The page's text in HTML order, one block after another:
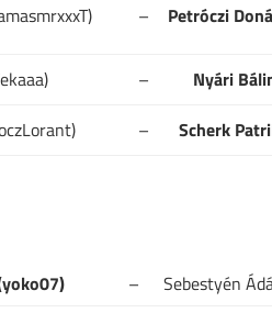
– Petróczi
–
Nyári
– Scherk
–
Sebestyén